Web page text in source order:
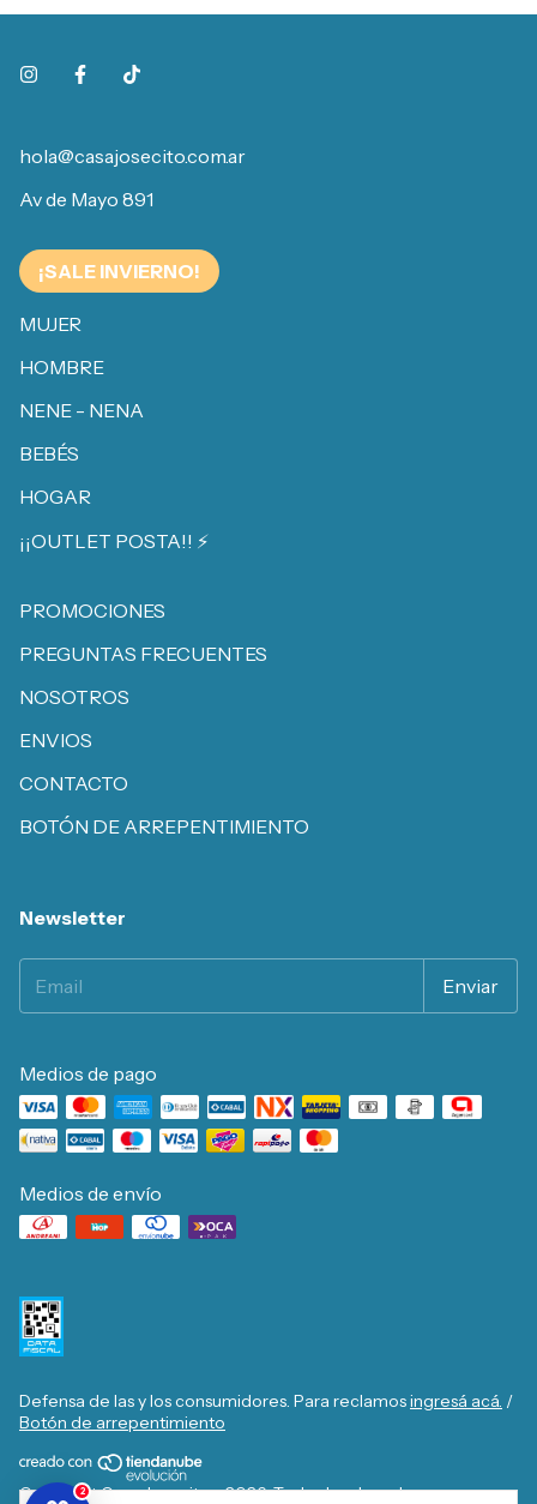
hola@casajosecito.com.ar
Av de Mayo 891
¡SALE INVIERNO!
MUJER
HOMBRE
NENE - NENA
BEBÉS
HOGAR
¡¡OUTLET POSTA!! ⚡️
PROMOCIONES
PREGUNTAS FRECUENTES
NOSOTROS
ENVIOS
CONTACTO
BOTÓN DE ARREPENTIMIENTO
Newsletter
Medios de pago
Medios de envío
Defensa de las y los consumidores. Para reclamosingresá acá. /
Botón de arrepentimiento
Copyright Casa Josecito - 2026. Todos los derechos
2